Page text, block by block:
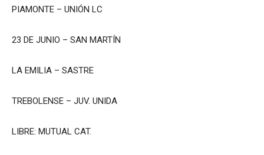
PIAMONTE – UNIÓN LC
23 DE JUNIO – SAN MARTÍN
LA EMILIA – SASTRE
TREBOLENSE – JUV. UNIDA
LIBRE: MUTUAL CAT.